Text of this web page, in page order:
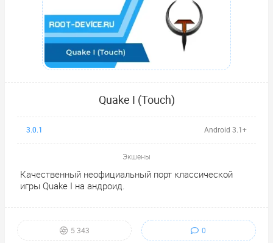
Quake I (Touch)
3.0.1 Android 3.1+
Экшены
Качественный неофициальный порт классической
игры Quake I на андроид.
5 343 0